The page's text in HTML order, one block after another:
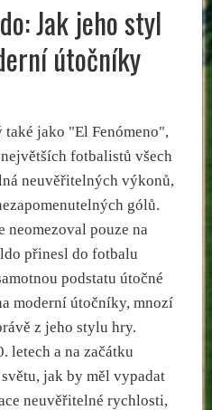
Jak jeho styl
útočníky
také jako "El Fenómeno",
fotbalistů všech
neuvěřitelných výkonů,
gólů.
pouze na
přinesl do fotbalu
podstatu útočné
moderní útočníky, mnozí
z jeho stylu hry.
letech a na začátku
jak by měl vypadat
neuvěřitelné rychlosti,